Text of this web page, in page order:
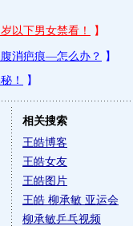
相关搜索
王皓博客
王皓女友
王皓图片
王皓 柳承敏 亚运会
柳承敏乒乓视频